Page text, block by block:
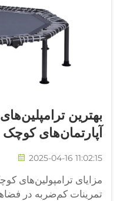
بهترین
آپارتمان‌های کوچک
2025-04-16 11:02:15
مزایای ترامپولین‌های
تمرینات کم‌ضربه در